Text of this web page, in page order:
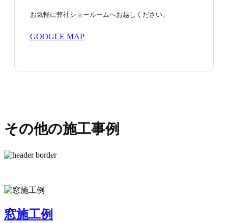
お気軽に弊社ショールームへお越しください。
GOOGLE MAP
その他の施工事例
窓施工例